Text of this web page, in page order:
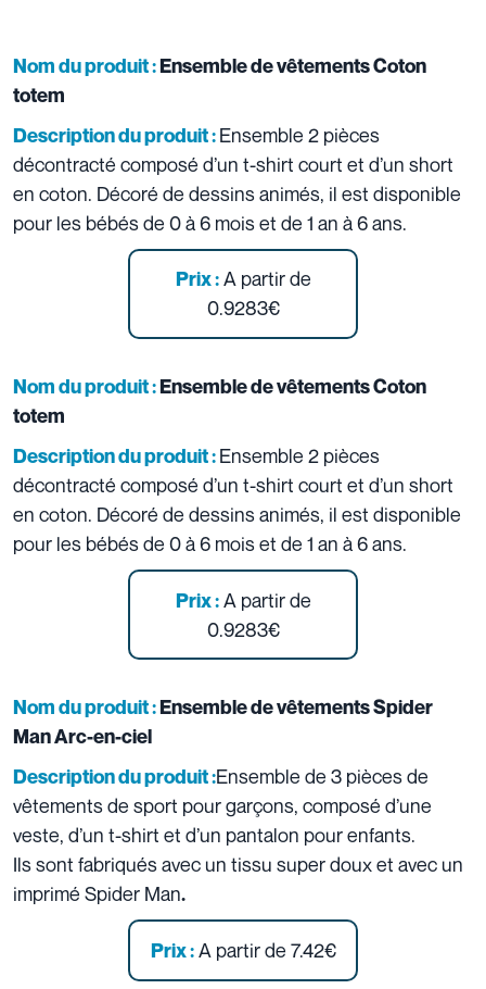
Nom du produit :Ensemble de vêtements Coton
totem
Description du produit :Ensemble 2 pièces
décontracté composé d’un t-shirt court et d’un short
en coton. Décoré de dessins animés, il est disponible
pour les bébés de 0 à 6 mois et de 1 an à 6 ans.
Prix :A partir de
0.9283€
Nom du produit :Ensemble de vêtements Coton
totem
Description du produit :Ensemble 2 pièces
décontracté composé d’un t-shirt court et d’un short
en coton. Décoré de dessins animés, il est disponible
pour les bébés de 0 à 6 mois et de 1 an à 6 ans.
Prix :A partir de
0.9283€
Nom du produit :Ensemble de vêtements Spider
Man Arc-en-ciel
Description du produit :Ensemble de 3 pièces de
vêtements de sport pour garçons, composé d’une
veste, d’un t-shirt et d’un pantalon pour enfants.
Ils sont fabriqués avec un tissu super doux et avec un
imprimé Spider Man.
Prix :A partir de 7.42€